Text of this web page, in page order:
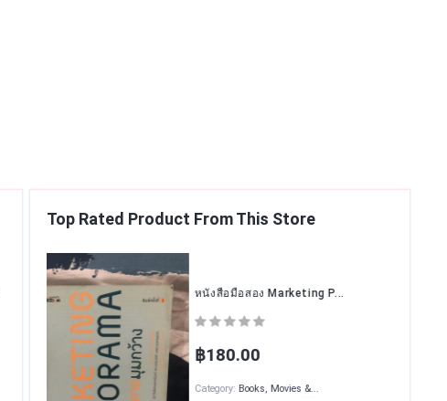
Top Rated Product From This Store
฿380.00
Category:
Add to cart